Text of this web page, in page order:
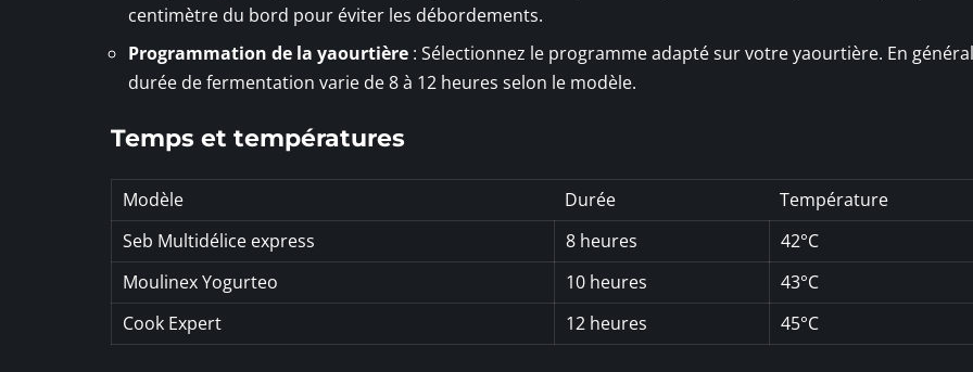
centimètre du bord pour éviter les débordements.
Programmation de la yaourtière : Sélectionnez le programme adapté sur votre yaourtière. En
durée de fermentation varie de 8 à 12 heures selon le modèle.
Temps et températures
Modèle Durée
Température
Seb Multidélice express
8 heures
42°C
Moulinex Yogurteo
10 heures
43°C
Cook Expert
12 heures 45°C